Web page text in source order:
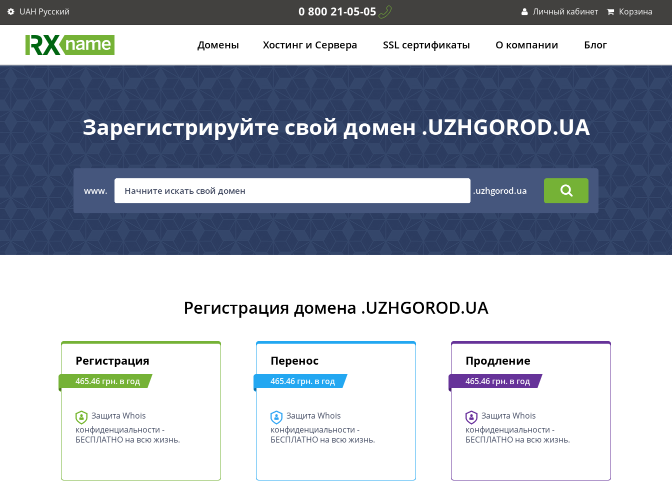
UAH Русский 0 800 21-05-05 Личный кабинет Корзина
Домены Хостинг и Сервера SSL сертификаты О компании Блог
Зарегистрируйте свой домен .UZHGOROD.UA
www. .uzhgorod.ua
Регистрация домена .UZHGOROD.UA
Регистрация
465.46 грн. в год
Защита Whois
конфиденциальности -
БЕСПЛАТНО на всю жизнь.
Перенос
465.46 грн. в год
Защита Whois
конфиденциальности -
БЕСПЛАТНО на всю жизнь.
Продление
465.46 грн. в год
Защита Whois
конфиденциальности -
БЕСПЛАТНО на всю жизнь.